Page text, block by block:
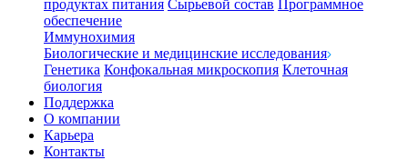
продуктах питания Сырьевой состав Программное
обеспечение
Иммунохимия
Биологические и медицинские исследования
Генетика Конфокальная микроскопия Клеточная
биология
Поддержка
О компании
Карьера
Контакты